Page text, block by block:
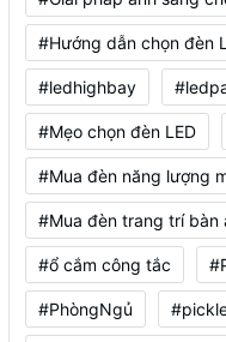
#Hướng dẫn chọn đèn
#ledhighbay
#Mẹo chọn đèn LED
#Mua đèn năng lượng
#Mua đèn trang trí bàn
#ổ cắm công tắc
#PhòngNgủ